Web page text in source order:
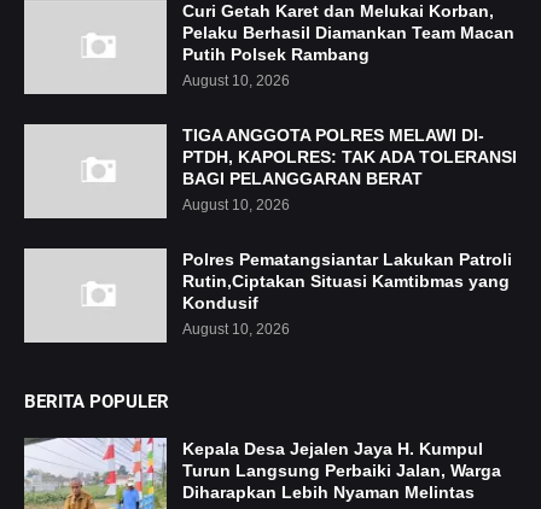
Curi Getah Karet dan Melukai Korban,
Pelaku Berhasil Diamankan Team Macan
Putih Polsek Rambang
August 10, 2026
TIGA ANGGOTA POLRES MELAWI DI-
PTDH, KAPOLRES: TAK ADA TOLERANSI
BAGI PELANGGARAN BERAT
August 10, 2026
Polres Pematangsiantar Lakukan Patroli
Rutin,Ciptakan Situasi Kamtibmas yang
Kondusif
August 10, 2026
BERITA POPULER
Kepala Desa Jejalen Jaya H. Kumpul
Turun Langsung Perbaiki Jalan, Warga
Diharapkan Lebih Nyaman Melintas